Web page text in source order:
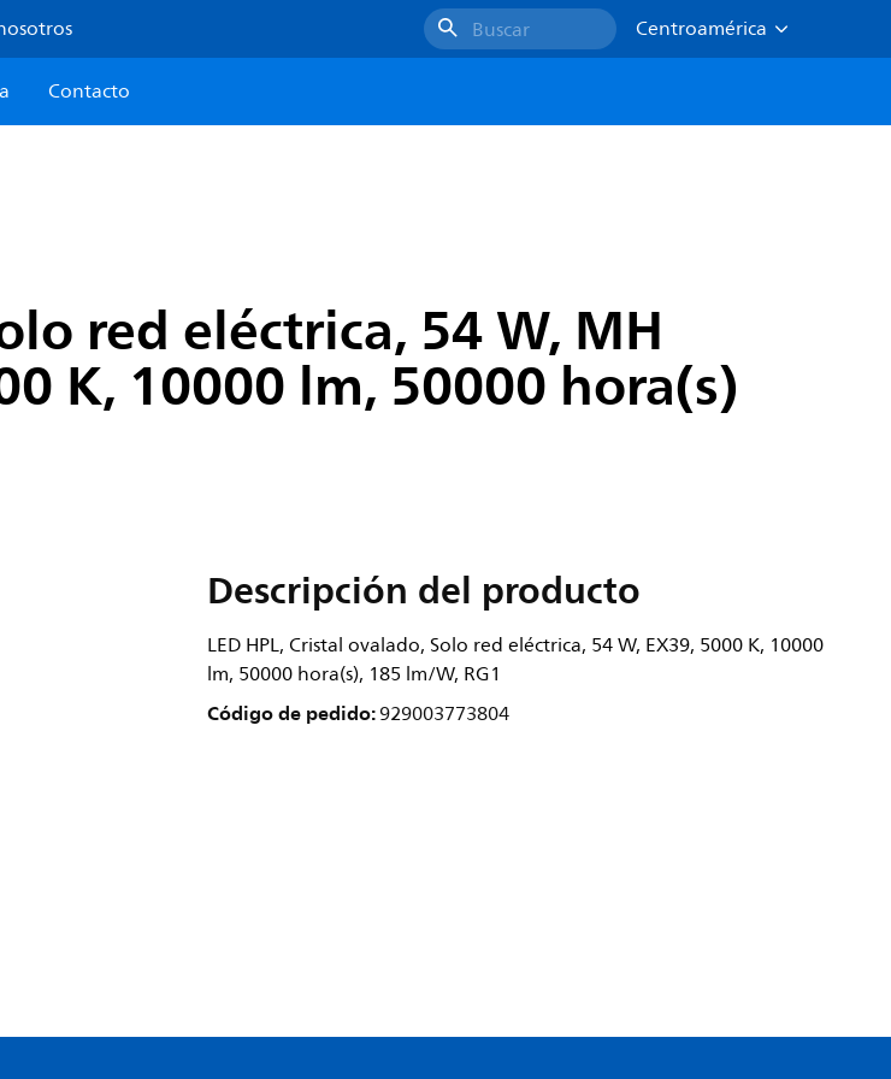
Buscar
Centroamérica
Contacto
red eléctrica, 54 W, MH
K, 10000 lm, 50000 hora(s)
Descripción del producto
LED HPL, Cristal ovalado, Solo red eléctrica, 54 W, EX39, 5000 K, 10000
lm, 50000 hora(s), 185 lm/W, RG1
Código de pedido:929003773804